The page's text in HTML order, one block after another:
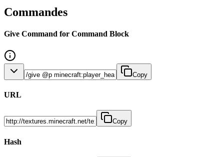
Commandes
Give Command for Command Block
Copy
URL
Copy
Hash